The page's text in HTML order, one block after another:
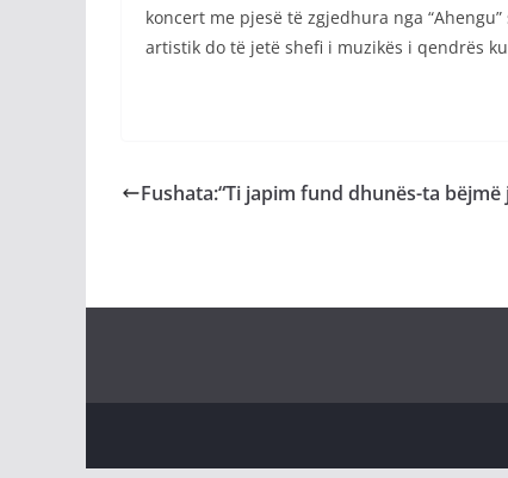
koncert me pjesë të zgjedhura nga
artistik do të jetë shefi i muzikës i qendrës
Fushata:“Ti japim fund dhunës-ta bëjmë